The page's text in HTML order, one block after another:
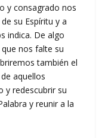
y consagrado nos
su Espíritu y a
indica. De algo
nos falte su
también el
aquellos
y redescubrir su
y reunir a la